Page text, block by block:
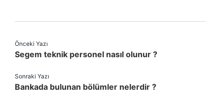
Önceki Yazı
Segem teknik personel nasıl olunur ?
Sonraki Yazı
Bankada bulunan bölümler nelerdir ?